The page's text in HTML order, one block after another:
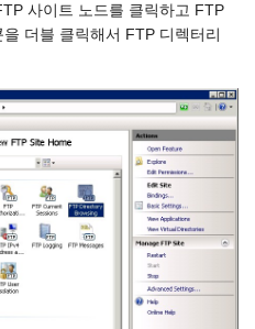
사이트 노드를 클릭하고 FTP
더블 클릭해서 FTP 디렉터리